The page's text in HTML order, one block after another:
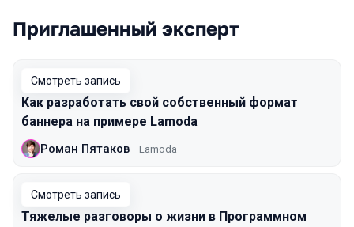
Выступления в сезоне 2020 Moscow
Приглашенный эксперт
Смотреть запись
Как разработать свой собственный формат
баннера на примере Lamoda
Роман Пятаков Lamoda
Смотреть запись
Тяжелые разговоры о жизни в Программном